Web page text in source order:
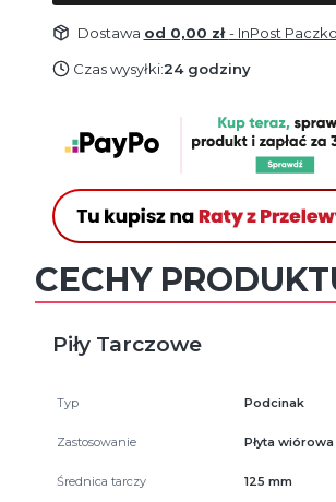
Dostawa od 0,00 zł- InPost
Czas wysyłki:24 godziny
CECHY
Piły Tarczowe
Typ Podcinak
Zastosowanie Płyta wiórowa
Średnica tarczy 125 mm